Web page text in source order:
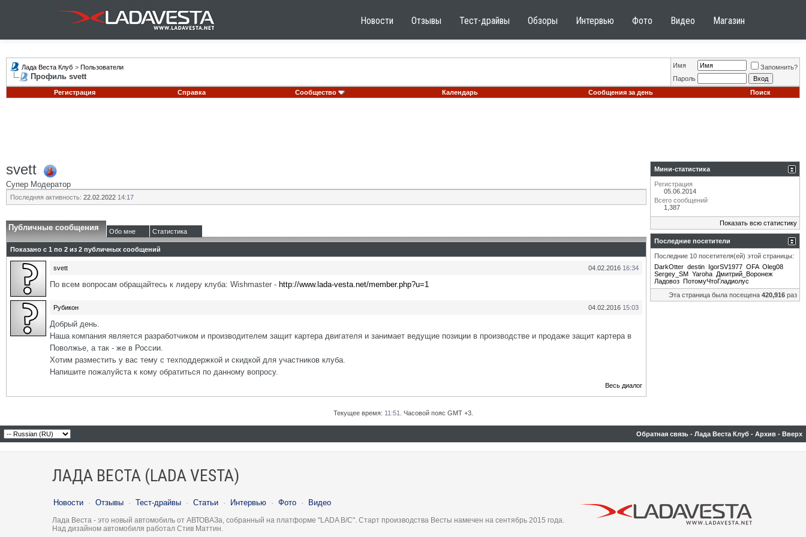
Новости Отзывы Тест-драйвы Обзоры Интервью Фото Видео Магазин
Лада Веста Клуб > Пользователи
Профиль svett
Имя
Запомнить?
Пароль
Регистрация
Справка Сообщество Календарь Сообщения за день Поиск
svett
Супер Модератор
Последняя активность: 22.02.2022 14:17
Публичные сообщения Обо мне Статистика
Показано с 1 по 2 из 2 публичных сообщений
04.02.2016 16:34
svett
По всем вопросам обращайтесь к лидеру клуба: Wishmaster - http://www.lada-vesta.net/member.php?u=1
04.02.2016 15:03
Рубикон
Добрый день.
Наша компания является разработчиком и производителем защит картера двигателя и занимает ведущие позиции в производстве и продаже защит картера в
Поволжье, а так - же в России.
Хотим разместить у вас тему с техподдержкой и скидкой для участников клуба.
Напишите пожалуйста к кому обратиться по данному вопросу.
Весь диалог
Мини-статистика
Регистрация
05.06.2014
Всего сообщений
1,387
Показать всю статистику
Последние посетители
Последние 10 посетителя(ей) этой страницы:
DarkOtter destin IgorSV1977 OFA Oleg08
Sergey_SM Yaroha Дмитрий_Воронеж
Ладовоз ПотомуЧтоГладиолус
Эта страница была посещена 420,916 раз
Текущее время: 11:51 . Часовой пояс GMT +3.
Обратная связь - Лада Веста Клуб - Архив - Вверх
ЛАДА ВЕСТА (LADA VESTA)
Новости · Отзывы · Тест-драйвы · Статьи · Интервью · Фото · Видео
Лада Веста - это новый автомобиль от АВТОВАЗа, собранный на платформе "LADA B/C". Старт производства Весты намечен на сентябрь 2015 года.
Над дизайном автомобиля работал Стив Маттин.